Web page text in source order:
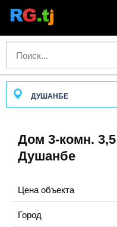
ДУШАНБЕ
Дом 3-комн.
Душанбе
Цена объекта
Город